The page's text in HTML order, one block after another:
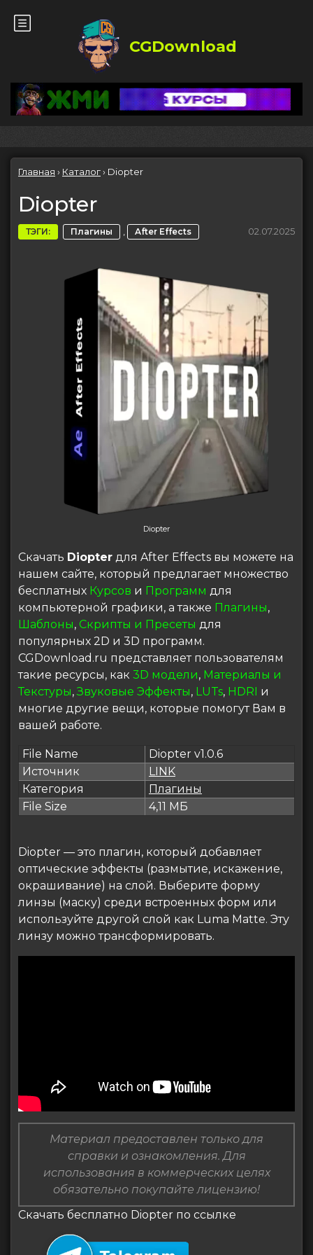
CGDownload
Главная › Каталог› Diopter
Diopter
ТЭГИ: Плагины , After Effects 02.07.2025
Diopter
Скачать Diopter для After Effects вы можете на
нашем сайте, который предлагает множество
бесплатных Курсов и Программ для
компьютерной графики, а также Плагины,
Шаблоны, Скрипты и Пресеты для
популярных 2D и 3D программ.
CGDownload.ru представляет пользователям
такие ресурсы, как 3D модели, Материалы и
Текстуры,Звуковые Эффекты, LUTs, HDRI и
многие другие вещи, которые помогут Вам в
вашей работе.
File Name
Diopter v1.0.6
Источник
LINK
Категория
Плагины
File Size
4,11 МБ
Diopter — это плагин, который добавляет
оптические эффекты (размытие, искажение,
окрашивание) на слой. Выберите форму
линзы (маску) среди встроенных форм или
используйте другой слой как Luma Matte. Эту
линзу можно трансформировать.
Материал предоставлен только для
справки и ознакомления. Для
использования в коммерческих целях
обязательно покупайте лицензию!
Скачать бесплатно Diopter по ссылке